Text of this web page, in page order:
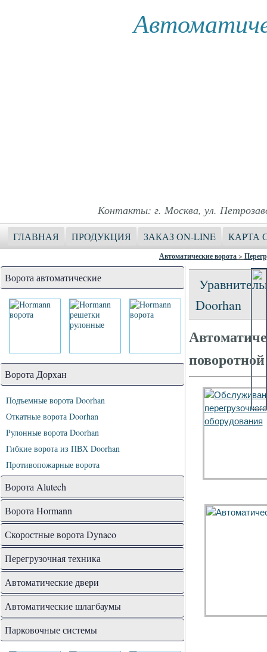
Контакты: г. Москва, ул.
ГЛАВНАЯ ПРОДУКЦИЯ ЗАКАЗ ON-LINE КАРТА
Автоматические ворота>
Ворота автоматические
Ворота Дорхан
Подъемные ворота Doorhan
Откатные ворота Doorhan
Рулонные ворота Doorhan
Гибкие ворота из ПВХ Doorhan
Противопожарные ворота
Ворота Alutech
Ворота Hormann
Скоростные ворота Dynaco
Перегрузочная техника
Автоматические двери
Автоматические шлагбаумы
Парковочные системы
Doorhan